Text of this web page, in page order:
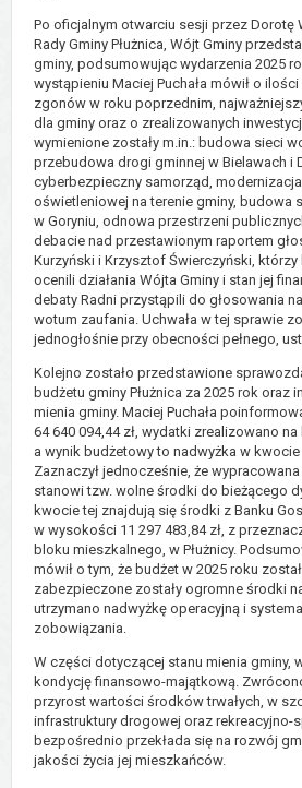
Po oficjalnym otwarciu sesji przez Dorotę
Rady Gminy Płużnica, Wójt Gminy
gminy, podsumowując wydarzenia 2025
wystąpieniu Maciej Puchała mówił o ilości
zgonów w roku poprzednim,
dla gminy oraz o zrealizowanych
wymienione zostały m.in.: budowa sieci
przebudowa drogi gminnej w Bielawach i
cyberbezpieczny samorząd,
oświetleniowej na terenie gminy, budowa
w Goryniu, odnowa przestrzeni
debacie nad przestawionym raportem
Kurzyński i Krzysztof Świerczyński,
ocenili działania Wójta Gminy i stan jej
debaty Radni przystąpili do głosowania
wotum zaufania. Uchwała w tej sprawie
jednogłośnie przy obecności pełnego,
Kolejno zostało przedstawione
budżetu gminy Płużnica za 2025 rok oraz
mienia gminy. Maciej Puchała
64 640 094,44 zł, wydatki zrealizowano na
a wynik budżetowy to nadwyżka w kwocie
Zaznaczył jednocześnie, że
stanowi tzw. wolne środki do bieżącego
kwocie tej znajdują się środki z Banku
w wysokości 11 297 483,84 zł, z
bloku mieszkalnego, w Płużnicy.
mówił o tym, że budżet w 2025 roku
zabezpieczone zostały ogromne środki
utrzymano nadwyżkę operacyjną i
zobowiązania.
W części dotyczącej stanu mienia gminy,
kondycję finansowo-majątkową.
przyrost wartości środków trwałych, w
infrastruktury drogowej oraz rekreacyjno-
bezpośrednio przekłada się na rozwój
jakości życia jej mieszkańców.